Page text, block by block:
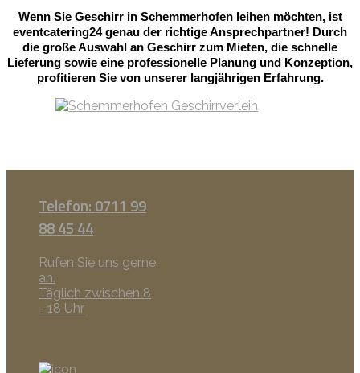
Wenn Sie Geschirr in Schemmerhofen leihen möchten, ist
eventcatering24 genau der richtige Ansprechpartner! Durch
die große Auswahl an Geschirr zum Mieten, die schnelle
Lieferung sowie eine professionelle Planung und Konzeption,
profitieren Sie von unserer langjährigen Erfahrung.
Telefon: 0711 99
88 45 44
Rufen Sie uns gerne
an.
Täglich zwischen 8
- 18 Uhr